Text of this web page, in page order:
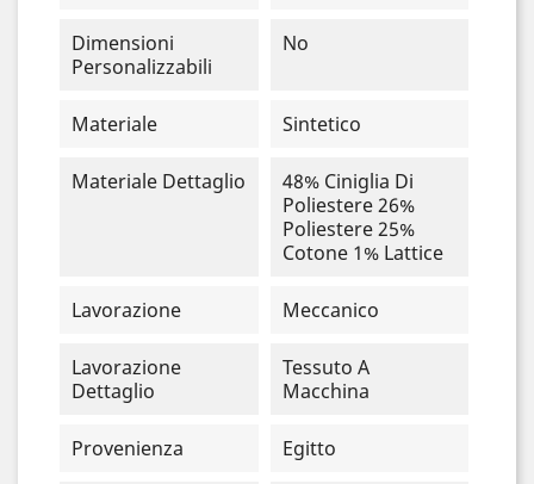
Dimensioni
Personalizzabili
No
Materiale Sintetico
Materiale Dettaglio
48% Ciniglia Di
Poliestere 26%
Poliestere 25%
Cotone 1% Lattice
Lavorazione Meccanico
Lavorazione
Dettaglio
Tessuto A
Macchina
Provenienza Egitto